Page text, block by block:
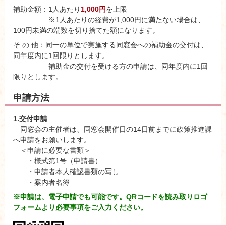
補助金額：1人あたり 1,000円を上限
※1人あたりの経費が1,000円に満たない場合は、
100円未満の端数を切り捨てた額になります。
そ の 他：同一の単位で実施する同窓会への補助金の交付は、
同年度内に1回限りとします。
補助金の交付を受ける方の申請は、同年度内に1回
限りとします。
申請方法
1.交付申請
同窓会の主催者は、同窓会開催日の14日前までに政策推進課
へ申請をお願いします。
＜申請に必要な書類＞
・様式第1号（申請書）
・申請者本人確認書類の写し
・案内者名簿
※申請は、電子申請でも可能です。QRコードを読み取りロゴ
フォームより必要事項をご入力ください。